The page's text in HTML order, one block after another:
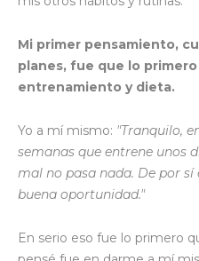
Mi primer pensamiento,
planes, fue que lo
entrenamiento y dieta.
Yo a mí mismo: "Tranquilo,
semanas que entrene unos
mal no pasa nada. De por
buena oportunidad."
En serio eso fue lo primero